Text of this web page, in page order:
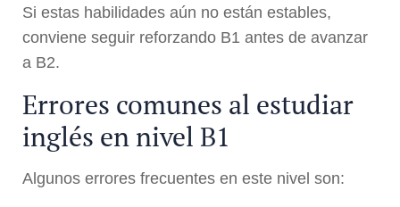
Si estas habilidades aún no están estables,
conviene seguir reforzando B1 antes de avanzar
a B2.
Errores comunes al estudiar
inglés en nivel B1
Algunos errores frecuentes en este nivel son: